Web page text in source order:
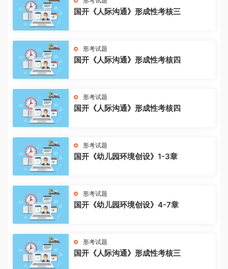
国开《人际沟通》形成性考核三
形考试题
国开《人际沟通》形成性考核四
形考试题
国开《人际沟通》形成性考核四
形考试题
国开《幼儿园环境创设》1-3章
形考试题
国开《幼儿园环境创设》4-7章
形考试题
国开《人际沟通》形成性考核三